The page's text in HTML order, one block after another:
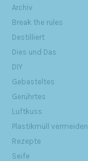
Archiv
Break the rules
Destilliert
Dies und Das
DIY
Gebasteltes
Gerührtes
Luftkuss
Plastikmüll vermeiden
Rezepte
Seife